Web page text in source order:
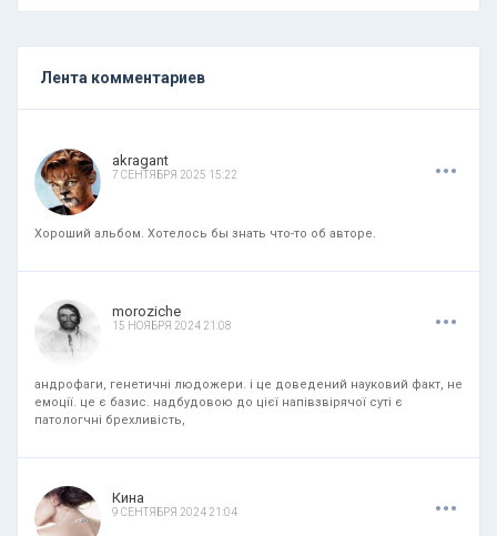
Лента комментариев
akragant
7 СЕНТЯБРЯ 2025 15:22 ...
Хороший альбом. Хотелось бы знать что-то об авторе.
moroziche
15 НОЯБРЯ 2024 21:08 ...
андрофаги, генетичні людожери. і це доведений науковий факт, не
емоції. це є базис. надбудовою до цієї напівзвірячої суті є
патологчні брехливість,
Кина
9 СЕНТЯБРЯ 2024 21:04 ...